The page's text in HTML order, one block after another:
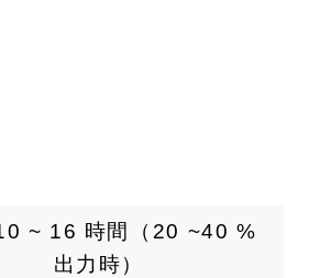
~ 16 時間（20 ~40 %
出力時）